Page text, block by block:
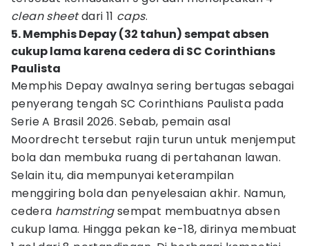
clean sheetdari 11 caps.
5. Memphis Depay (32 tahun) sempat absen
cukup lama karena cedera di SC Corinthians
Paulista
Memphis Depay awalnya sering bertugas sebagai
penyerang tengah SC Corinthians Paulista pada
Serie A Brasil 2026. Sebab, pemain asal
Moordrecht tersebut rajin turun untuk menjemput
bola dan membuka ruang di pertahanan lawan.
Selain itu, dia mempunyai keterampilan
menggiring bola dan penyelesaian akhir. Namun,
cedera hamstringsempat membuatnya absen
cukup lama. Hingga pekan ke-18, dirinya membuat